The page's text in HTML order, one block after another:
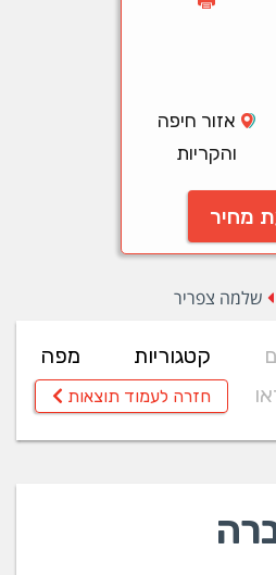
אזור חיפה
והקריות
מחיר
שלמה צפריר
קטגוריות
מפה
חזרה לעמוד תוצאות